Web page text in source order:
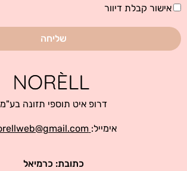
אישור
דיוור
אישור קבלת דיוור
שליחה
דרופ איט תוספי תזונה בע"מ
אימייל: norellweb@gmail.com
כתובת: כרמיאל